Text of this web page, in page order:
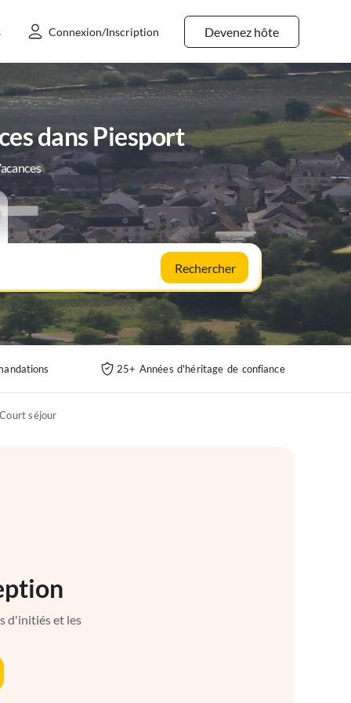
Devenez hôte
Connexion/Inscription
dans Piesport
Rechercher
25+ Années d'héritage de confiance
Court séjour
d'initiés et les